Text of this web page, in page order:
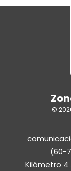
©
(60-
Kilómetro 4